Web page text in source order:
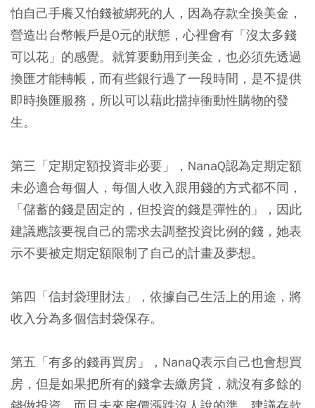
怕自己手癢又怕錢被綁死的人，因為存款全換美金，
營造出台幣帳戶是0元的狀態，心裡會有「沒太多錢
可以花」的感覺。就算要動用到美金，也必須先透過
換匯才能轉帳，而有些銀行過了一段時間，是不提供
即時換匯服務，所以可以藉此擋掉衝動性購物的發
生。
第三「定期定額投資非必要」，NanaQ認為定期定額
未必適合每個人，每個人收入跟用錢的方式都不同，
「儲蓄的錢是固定的，但投資的錢是彈性的」，因此
建議應該要視自己的需求去調整投資比例的錢，她表
示不要被定期定額限制了自己的計畫及夢想。
第四「信封袋理財法」，依據自己生活上的用途，將
收入分為多個信封袋保存。
第五「有多的錢再買房」，NanaQ表示自己也會想買
房，但是如果把所有的錢拿去繳房貸，就沒有多餘的